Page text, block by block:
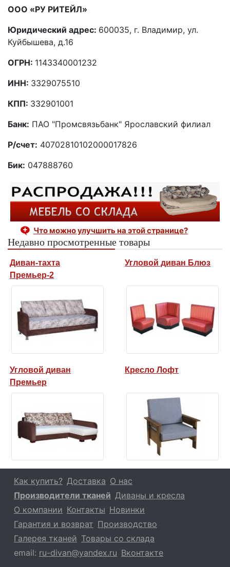
ООО «РУ РИТЕЙЛ»
Юридический адрес: 600035, г. Владимир, ул.
Куйбышева, д.16
ОГРН: 1143340001232
ИНН: 3329075510
КПП: 332901001
Банк: ПАО "Промсвязьбанк" Ярославский филиал
Р/счет: 40702810102000017826
Бик: 047888760
Что можно улучшить на этой странице?
Недавно просмотренные товары
Диван-тахта
Премьер-2
Угловой диван Блюз
Угловой диван
Премьер
Кресло Лофт
Как купить? Доставка О нас
Производители тканей Диваны и кресла
О компании Контакты Новинки
Гарантия и возврат Производство
Галерея тканей Товары со склада
email: ru-divan@yandex.ru Вконтакте